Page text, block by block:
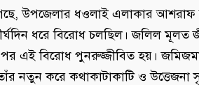
উপজেলার ধওলাই এলাকার আশরাফ
ধরে বিরোধ চলছিল। জলিল মূলত
পর এই বিরোধ পুনরুজ্জীবিত হয়।
নতুন করে কথাকাটাকাটি ও উত্তেজনা